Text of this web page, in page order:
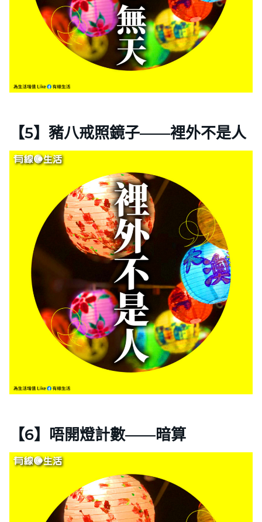
【5】豬八戒照鏡子——裡外不是人
【6】唔開燈計數——暗算